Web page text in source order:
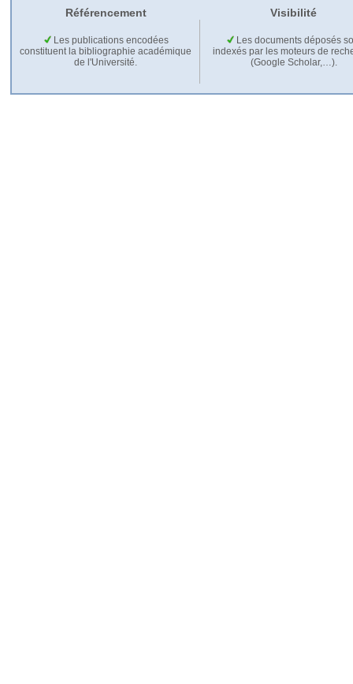
Référencement Visibilité
Les publications encodées
constituent la bibliographie académique
de l'Université.
Les documents déposés
indexés par les moteurs de
(Google Scholar,…).